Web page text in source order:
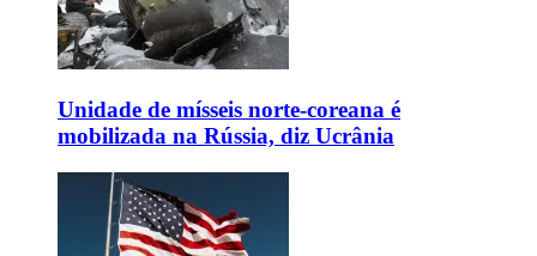
Unidade de mísseis norte-coreana é
mobilizada na Rússia, diz Ucrânia